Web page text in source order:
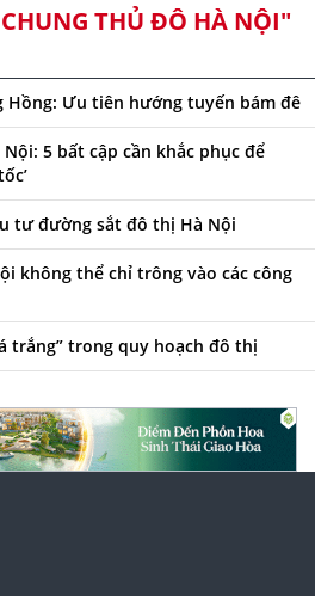
THỦ ĐÔ HÀ NỘI"
Hồng: Ưu tiên hướng tuyến bám đê
5 bất cập cần khắc phục để
tư đường sắt đô thị Hà Nội
không thể chỉ trông vào các công
trắng” trong quy hoạch đô thị